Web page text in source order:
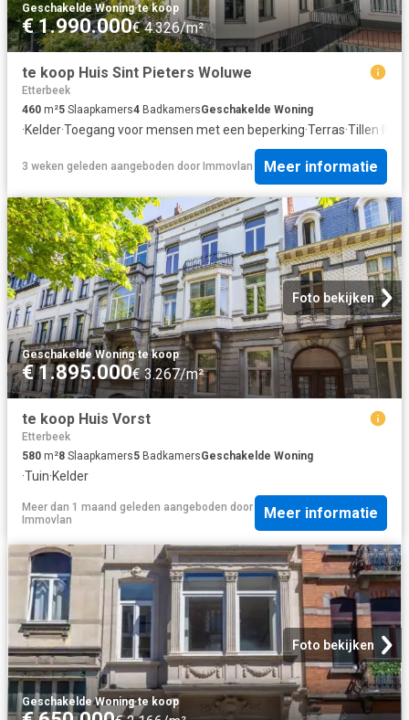
Geschakelde Woning·te koop
€ 1.990.000€ 4.326/m²
te koop Huis Sint Pieters Woluwe
Etterbeek
460 m²5 Slaapkamers4 BadkamersGeschakelde Woning
·Kelder·Toegang voor mensen met een beperking·Terras·Tillen·
3 weken geleden aangeboden door Immovlan Meer informatie
Foto bekijken
Geschakelde Woning·te koop
€ 1.895.000€ 3.267/m²
te koop Huis Vorst
Etterbeek
580 m²8 Slaapkamers5 BadkamersGeschakelde Woning
·Tuin·Kelder
Meer dan 1 maand geleden aangeboden door
Immovlan
Meer informatie
Foto bekijken
Geschakelde Woning·te koop